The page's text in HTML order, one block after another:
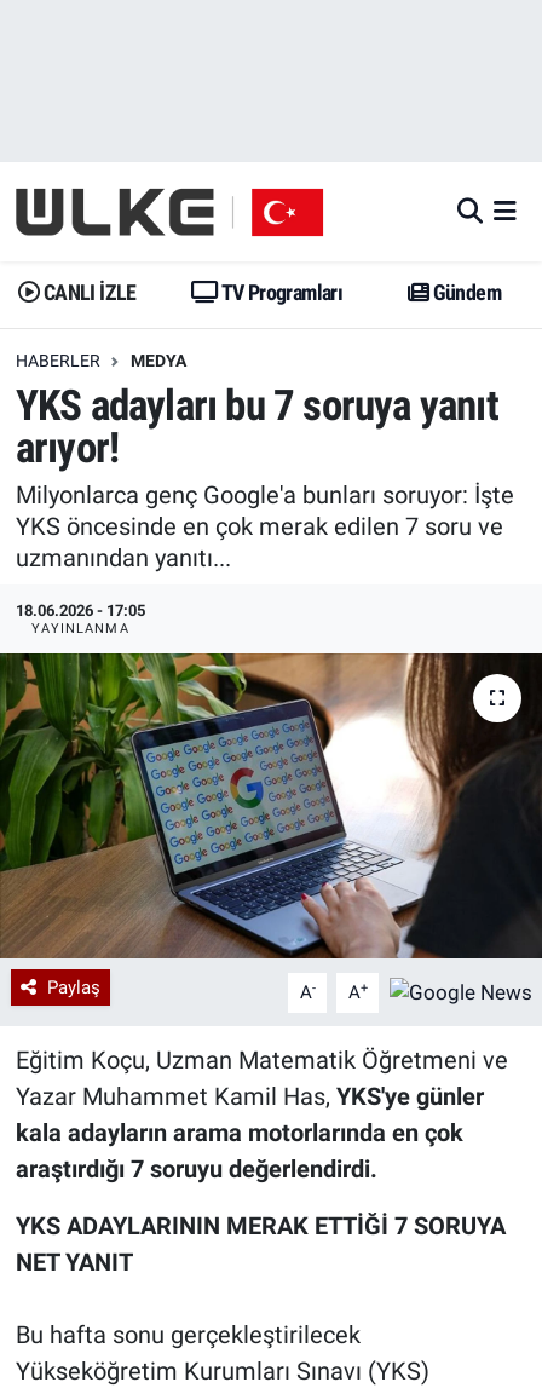
CANLI İZLE TV Programları Gündem
HABERLER MEDYA
YKS adayları bu 7 soruya yanıt
arıyor!
Milyonlarca genç Google'a bunları soruyor: İşte
YKS öncesinde en çok merak edilen 7 soru ve
uzmanından yanıtı...
18.06.2026 - 17:05
YAYINLANMA
Paylaş A- A+
Eğitim Koçu, Uzman Matematik Öğretmeni ve
Yazar Muhammet Kamil Has, YKS'ye günler
kala adayların arama motorlarında en çok
araştırdığı 7 soruyu değerlendirdi.
YKS ADAYLARININ MERAK ETTİĞİ 7 SORUYA
NET YANIT
Bu hafta sonu gerçekleştirilecek
Yükseköğretim Kurumları Sınavı (YKS)
Gündem
Dünya
Erişim Bilgileri
Ekonomi
Trend
Yazarlar
Gündem
Trend
Erişim Bilgileri
Spor
Ekonomi
Medya
Özel Haberler
Kadın
Erişim Bilgileri
Sağlık
Teknoloji
İstanbul Namaz Vakitleri
Trafik Durumu
Erişim Bilgileri
Tüm Manşetler
Son Dakika Haberleri